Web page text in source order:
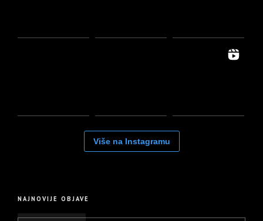
Više na Instagramu
NAJNOVIJE OBJAVE